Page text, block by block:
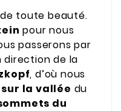
toute beauté.
pour nous
passerons par
direction de la
, d’où nous
la vallée du
du